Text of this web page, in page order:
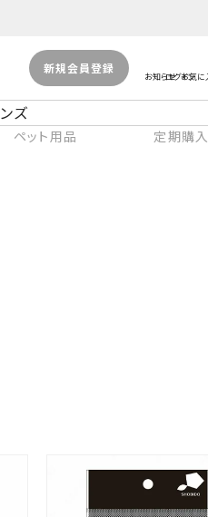
新規会員登録
ズ
ペット用品 定期購入